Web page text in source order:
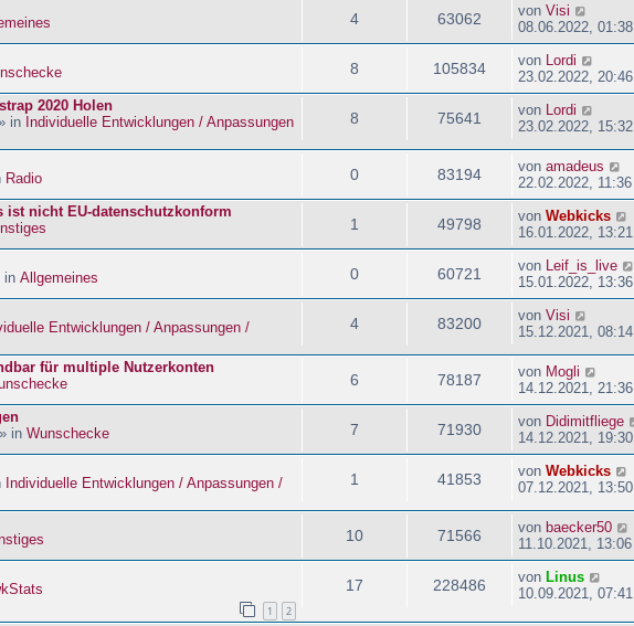
4 63062 von Visi
08.06.2022, 01:38
8 105834 von Lordi
23.02.2022, 20:46
2020 Holen
in Individuelle Entwicklungen / Anpassungen
8 75641 von Lordi
23.02.2022, 15:32
Radio 0 83194 von amadeus
22.02.2022, 11:36
nicht EU-datenschutzkonform
1 49798 von Webkicks
16.01.2022, 13:21
in Allgemeines 0 60721 von Leif_is_live
15.01.2022, 13:36
Entwicklungen / Anpassungen /
4 83200 von Visi
15.12.2021, 08:14
für multiple Nutzerkonten
6 78187 von Mogli
14.12.2021, 21:36
in Wunschecke 7 71930 von Didimitfliege
14.12.2021, 19:30
Individuelle Entwicklungen / Anpassungen /
1 41853 von Webkicks
07.12.2021, 13:50
10 71566 von baecker50
11.10.2021, 13:06
1 2
17 228486 von Linus
10.09.2021, 07:41